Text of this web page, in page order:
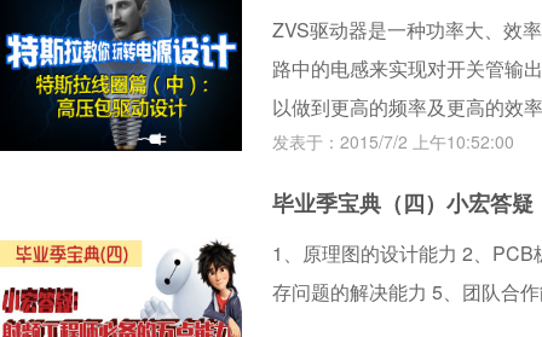
ZVS驱动器是一种功率大、效
路中的电感来实现对开关管输
以做到更高的频率及更高的效
产生高频正弦波的场合。
发表于：2015/7/2 上午10:52:00
毕业季宝典（四）小宏答
1、原理图的设计能力 2、
存问题的解决能力 5、团队合